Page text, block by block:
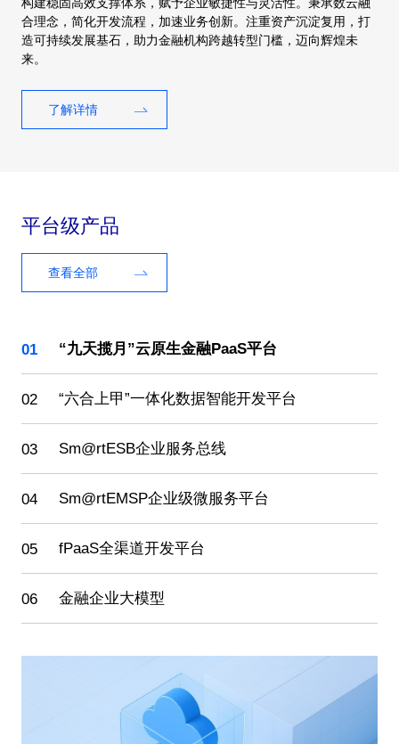
构建稳固高效支撑体系，赋予企业敏捷性与灵活性。秉承数云融
合理念，简化开发流程，加速业务创新。注重资产沉淀复用，打
造可持续发展基石，助力金融机构跨越转型门槛，迈向辉煌未
来。
了解详情
平台级产品
查看全部
01 “九天揽月”云原生金融PaaS平台
02 “六合上甲”一体化数据智能开发平台
03 Sm@rtESB企业服务总线
04 Sm@rtEMSP企业级微服务平台
05 fPaaS全渠道开发平台
06 金融企业大模型